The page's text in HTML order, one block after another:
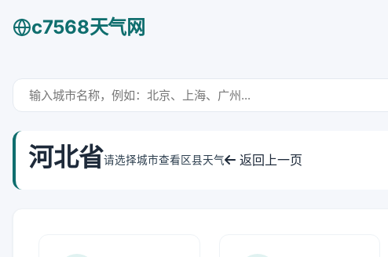
c7568天气网
河北省请选择城市查看区县天气 返回上一页